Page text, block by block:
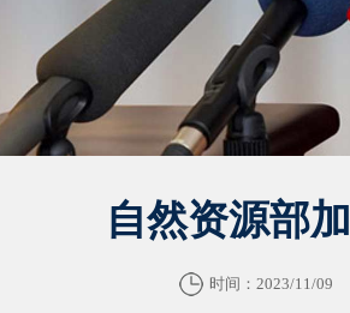
自然资源部
时间：2023/11/09